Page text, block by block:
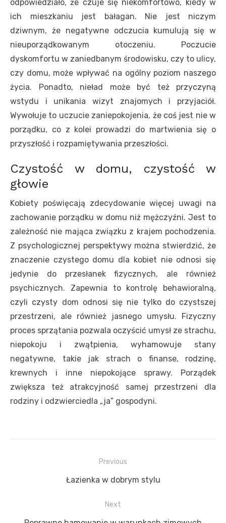
odpowiedziało, że czuje się niekomfortowo, kiedy w
ich mieszkaniu jest bałagan. Nie jest niczym
dziwnym, że negatywne odczucia kumulują się w
nieuporządkowanym otoczeniu. Poczucie
dyskomfortu w zaniedbanym środowisku, czy to ulicy,
czy domu, może wpływać na ogólny poziom naszego
życia. Ponadto, nieład może być też przyczyną
wstydu i unikania wizyt znajomych i przyjaciół.
Wywołuje to uczucie zaniepokojenia, że coś jest nie w
porządku, co z kolei prowadzi do martwienia się o
przyszłość i rozpamiętywania przeszłości.
Czystość w domu, czystość w
głowie
Kobiety poświęcają zdecydowanie więcej uwagi na
zachowanie porządku w domu niż mężczyźni. Jest to
zależność nie mająca związku z krajem pochodzenia.
Z psychologicznej perspektywy można stwierdzić, że
znaczenie czystego domu dla kobiet nie odnosi się
jedynie do przesłanek fizycznych, ale również
psychicznych. Zapewnia to kontrolę behawioralną,
czyli czysty dom odnosi się nie tylko do czystszej
przestrzeni, ale również jasnego umysłu. Fizyczny
proces sprzątania pozwala oczyścić umysł ze strachu,
niepokoju i zwątpienia, wyhamowuje stany
negatywne, takie jak strach o finanse, rodzinę,
krewnych i inne niepokojące sprawy. Porządek
zwiększa też atrakcyjność samej przestrzeni dla
rodziny i odzwierciedla „ja” gospodyni.
Previous
Previous
Łazienka w dobrym stylu
Next